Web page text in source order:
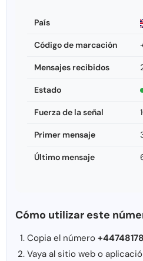
País
Código de marcación
Mensajes recibidos
Estado
Fuerza de la señal
Primer mensaje
Último mensaje
Cómo utilizar este
Copia el número
Vaya al sitio web o